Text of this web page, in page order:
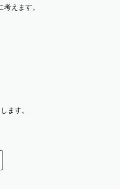
えます。
ます。